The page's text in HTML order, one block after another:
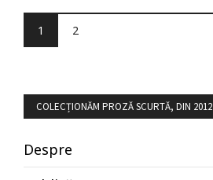
1 2
COLECȚIONĂM PROZĂ SCURTĂ, DIN 2012
Despre